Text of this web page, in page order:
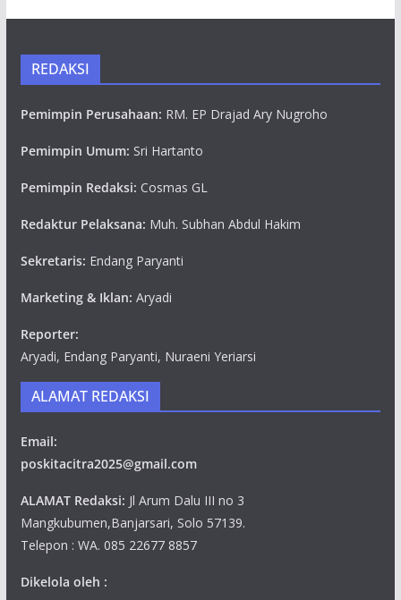
REDAKSI
Pemimpin Perusahaan: RM. EP Drajad Ary Nugroho
Pemimpin Umum: Sri Hartanto
Pemimpin Redaksi: Cosmas GL
Redaktur Pelaksana: Muh. Subhan Abdul Hakim
Sekretaris: Endang Paryanti
Marketing & Iklan: Aryadi
Reporter:
Aryadi, Endang Paryanti, Nuraeni Yeriarsi
ALAMAT REDAKSI
Email:
poskitacitra2025@gmail.com
ALAMAT Redaksi: Jl Arum Dalu III no 3
Mangkubumen,Banjarsari, Solo 57139.
Telepon : WA. 085 22677 8857
Dikelola oleh :